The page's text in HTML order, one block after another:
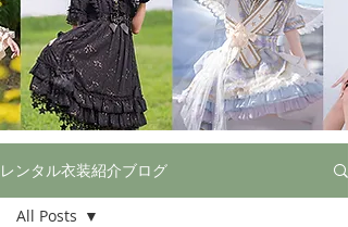
レンタル衣装紹介ブログ
All Posts